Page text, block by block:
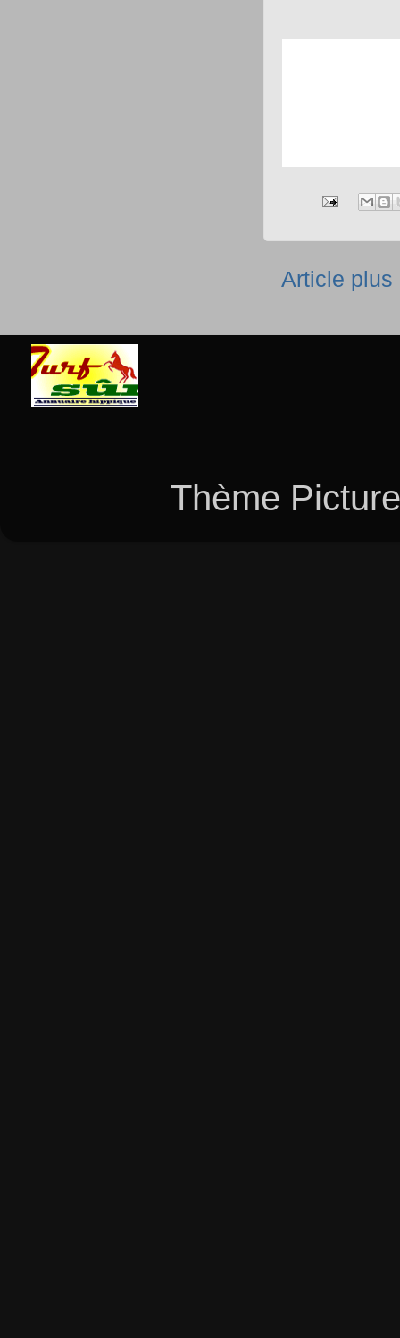
Article plus
Thème